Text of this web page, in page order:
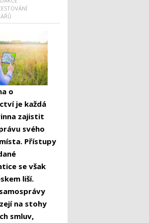
o
je každá
zajistit
svého
Přístupy
se však
liší.
na stohy
smluv,